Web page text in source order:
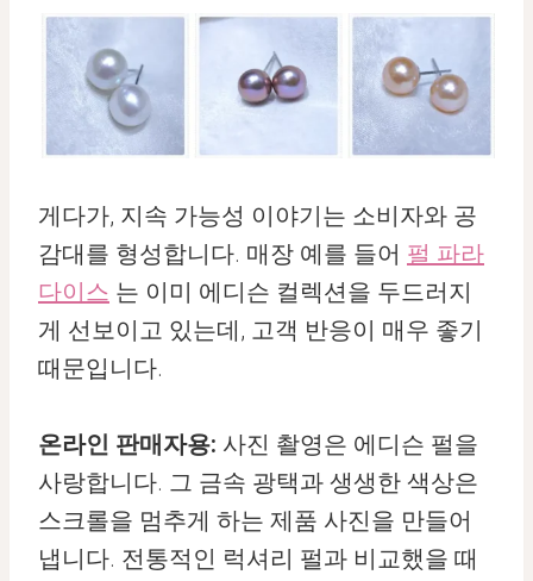
게다가, 지속 가능성 이야기는 소비자와 공
감대를 형성합니다. 매장 예를 들어 펄 파라
다이스 는 이미 에디슨 컬렉션을 두드러지
게 선보이고 있는데, 고객 반응이 매우 좋기
때문입니다.
온라인 판매자용: 사진 촬영은 에디슨 펄을
사랑합니다. 그 금속 광택과 생생한 색상은
스크롤을 멈추게 하는 제품 사진을 만들어
냅니다. 전통적인 럭셔리 펄과 비교했을 때